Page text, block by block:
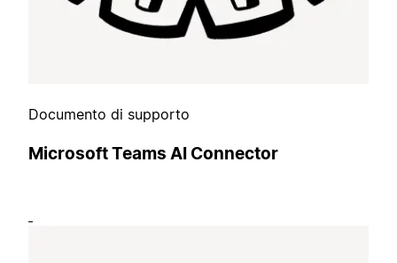
Documento di supporto
Microsoft Teams AI Connector